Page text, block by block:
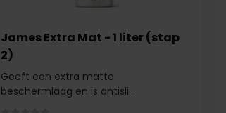
James Extra Mat - 1 liter (stap
2)
Geeft een extra matte
beschermlaag en is antisli...